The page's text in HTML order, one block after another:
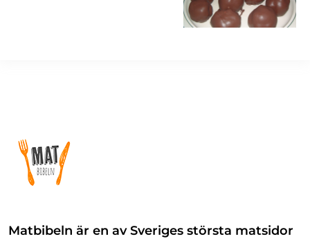
Matbibeln är en av Sveriges största matsidor